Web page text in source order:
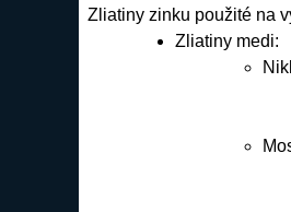
Zliatiny zinku použité na
Zliatiny medi: